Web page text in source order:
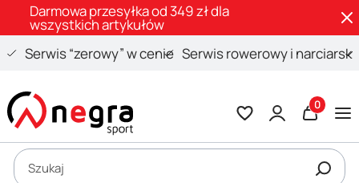
Darmowa przesyłka od 349 zł dla
wszystkich artykułów
Serwis “zerowy” w cenie Serwis rowerowy i narciarski
Otwórz wyszukiwarkę
Szukaj